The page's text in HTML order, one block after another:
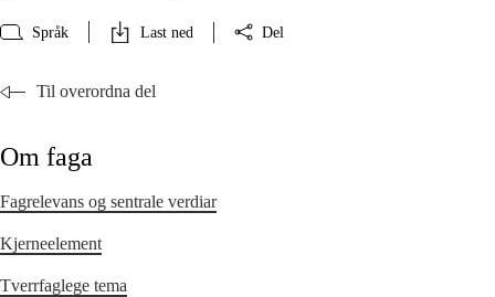
Språk Last ned Del
Til overordna del
Om faga
Fagrelevans og sentrale verdiar
Kjerneelement
Tverrfaglege tema